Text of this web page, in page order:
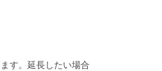
す。延長したい場合